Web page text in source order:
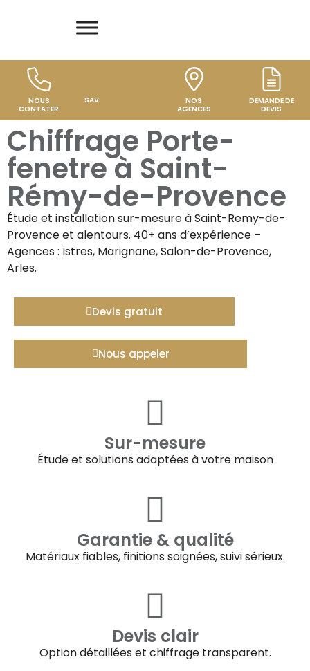
NOUS
CONTATER
SAV
NOS
AGENCES
DEMANDE DE
DEVIS
Chiffrage Porte-
fenetre à Saint-
Rémy-de-Provence
Étude et installation sur-mesure àSaint-Remy-de-
Provenceet alentours. 40+ ans d’expérience –
Agences : Istres, Marignane, Salon-de-Provence,
Arles.
Devis gratuit
Nous appeler
Sur-mesure
Étude et solutions adaptées à votre maison
Garantie & qualité
Matériaux fiables, finitions soignées, suivi sérieux.
Devis clair
Option détaillées et chiffrage transparent.